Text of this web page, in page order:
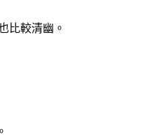
比較清幽。